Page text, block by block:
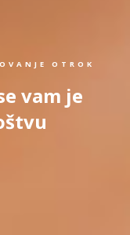
OTROK
vam je